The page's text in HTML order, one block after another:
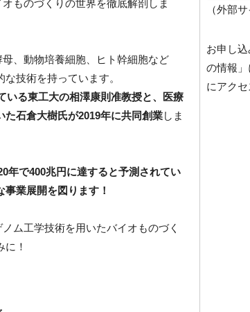
ものづくりの世界を徹底解剖しま
、動物培養細胞、ヒト幹細胞など
技術を持っています。
いる東工大の相澤康則准教授と、医療
石倉大樹氏が2019年に共同創業しま
年で400兆円に達すると予測されてい
業展開を図ります！
ム工学技術を用いたバイオものづく
！
（外部
お申し
の情報
にアクセ